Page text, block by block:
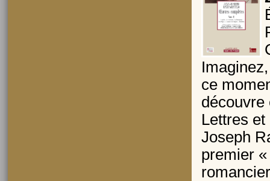
ce
découvre
Lettres
Joseph
premier